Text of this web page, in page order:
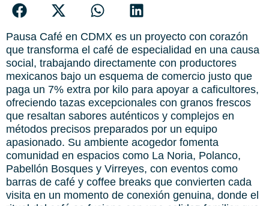
Pausa Café en CDMX es un proyecto con corazón
que transforma el café de especialidad en una causa
social, trabajando directamente con productores
mexicanos bajo un esquema de comercio justo que
paga un 7% extra por kilo para apoyar a caficultores,
ofreciendo tazas excepcionales con granos frescos
que resaltan sabores auténticos y complejos en
métodos precisos preparados por un equipo
apasionado. Su ambiente acogedor fomenta
comunidad en espacios como La Noria, Polanco,
Pabellón Bosques y Virreyes, con eventos como
barras de café y coffee breaks que convierten cada
visita en un momento de conexión genuina, donde el